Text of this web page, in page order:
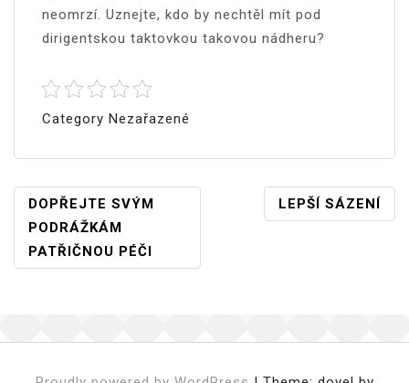
neomrzí. Uznejte, kdo by nechtěl mít pod
dirigentskou taktovkou takovou nádheru?
Category Nezařazené
Navigace
Pro
Příspěvek
DOPŘEJTE SVÝM
PODRÁŽKÁM
PATŘIČNOU PÉČI
LEPŠÍ SÁZENÍ